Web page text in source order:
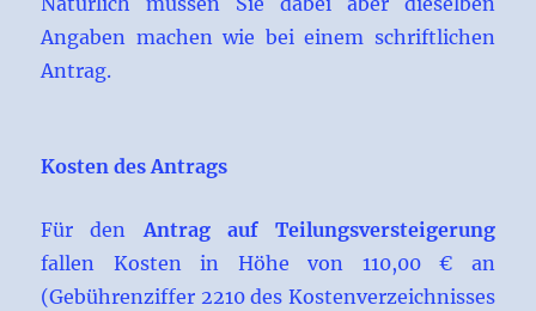
Angaben machen wie bei einem schriftlichen
Antrag.
Kosten des Antrags
Für denAntrag auf Teilungsversteigerung
fallen Kosten in Höhe von 110,00 € an
(Gebührenziffer 2210 des Kostenverzeichnisses